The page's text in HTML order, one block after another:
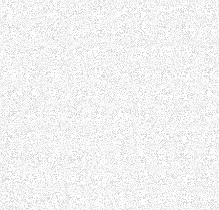
Welche Rechte Sie an Ihren Daten haben
Wenn Sie eine Anfrage über das Kontaktformular gesendet
Daten die Sie uns mitgeteilt haben. Darüber hinaus können
Das umfasst nicht die Daten, die wir aufgrund administrativer,
Wohin wir Ihre Daten weiterleiten
Wir leiten keine personenbezogene Daten an Dritte weiter.
Pixel oder durch ein Logfile ermittelt.
Welche Daten werden ermittelt
Referrer (zuvor besuchte Website)
Angeforderte Website oder Datei
Browsertyp und Browserversion
Verwendetes Betriebssystem
Verwendeter Gerätetyp
Uhrzeit des Zugriffs